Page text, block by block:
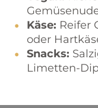
Käse: Reifer
oder
Snacks:
Limetten-